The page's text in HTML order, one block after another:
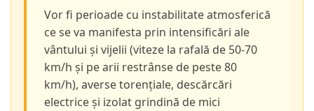
Vor fi perioade cu instabilitate atmosferică
ce se va manifesta prin intensificări ale
vântului și vijelii (viteze la rafală de 50-70
km/h și pe arii restrânse de peste 80
km/h), averse torențiale, descărcări
electrice și izolat grindină de mici